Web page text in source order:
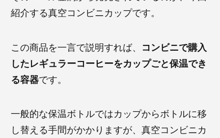
紹介する真空コンビニカップです。
この商品を一言で説明すれば、 コンビニで購入
したレギュラーコーヒーをカップごと保温でき
る容器です。
一般的な保温ボトルではカップからボトルに移
し替える手間がかかりますが、真空コンビニカ